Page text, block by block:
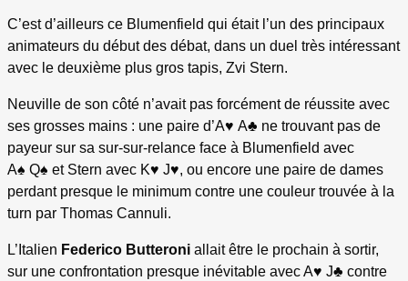
C’est d’ailleurs ce Blumenfield qui était l’un des principaux
animateurs du début des débat, dans un duel très intéressant
avec le deuxième plus gros tapis, Zvi Stern.
Neuville de son côté n’avait pas forcément de réussite avec
ses grosses mains : une paire d’A♥ A♣ ne trouvant pas de
payeur sur sa sur-sur-relance face à Blumenfield avec
A♠ Q♠ et Stern avec K♥ J♥, ou encore une paire de dames
perdant presque le minimum contre une couleur trouvée à la
turn par Thomas Cannuli.
L’Italien Federico Butteroni allait être le prochain à sortir,
sur une confrontation presque inévitable avec A♥ J♣ contre